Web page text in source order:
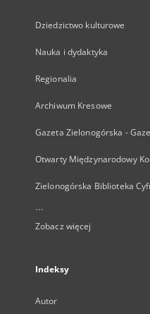
Dziedzictwo kulturowe
Nauka i dydaktyka
Regionalia
Archiwum Kresowe
Gazeta Zielonogórska -
Otwarty Międzynarodowy
Zielonogórska Biblioteka
...
Zobacz więcej
Indeksy
Autor